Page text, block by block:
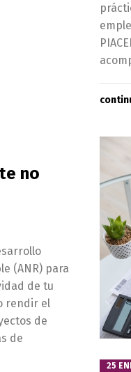
no
(ANR) para
de tu
rendir el
de
de
25